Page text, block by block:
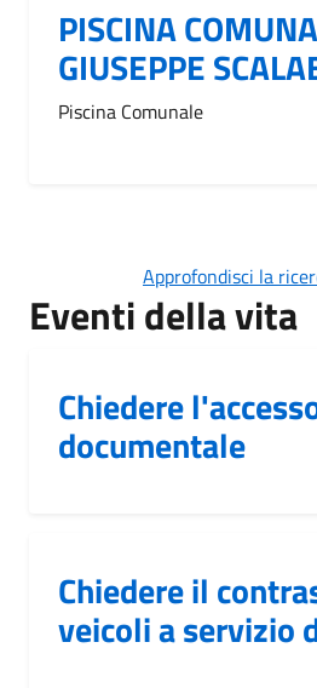
PISCINA
GIUSEPPE
Piscina Comunale
Approfondisci la
Eventi della vita
Chiedere
documentale
Chiedere il
veicoli a servizio